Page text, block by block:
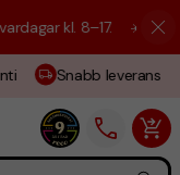
kl. 8–17. ☀️ Vi är här
Snabb leverans